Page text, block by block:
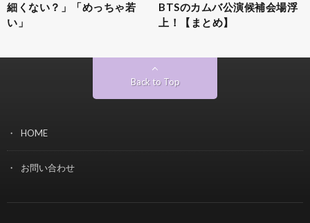
細くない？」「めっちゃ若
い」
BTSのカムバ公演候補会場浮
上！【まとめ】
Back to Top
HOME
お問い合わせ